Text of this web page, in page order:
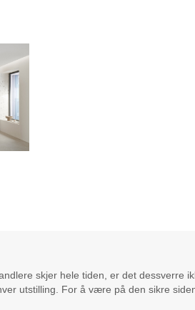
skjer hele tiden, er det dessverre
utstilling. For å være på den sikre